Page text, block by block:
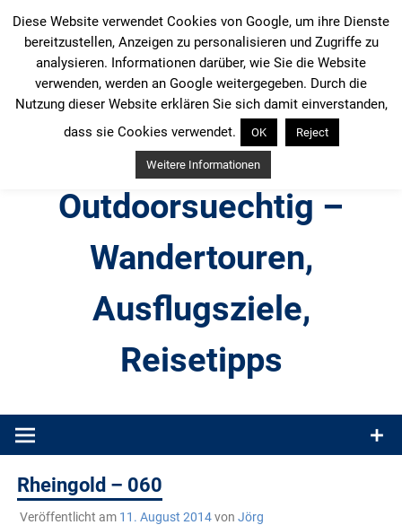
Inhalt
springen
Outdoorsuechtig –
Wandertouren,
Ausflugsziele,
Reisetipps
Produkttests und Buchrezensionen. Ein Blog für alle, die gern
Rheingold – 060
Veröffentlicht am 11. August 2014von Jörg
Diese Website verwendet Cookies von Google, um ihre Dienste
bereitzustellen, Anzeigen zu personalisieren und Zugriffe zu
analysieren. Informationen darüber, wie Sie die Website
verwenden, werden an Google weitergegeben. Durch die
Nutzung dieser Website erklären Sie sich damit einverstanden,
dass sie Cookies verwendet.
OK Reject
Weitere Informationen